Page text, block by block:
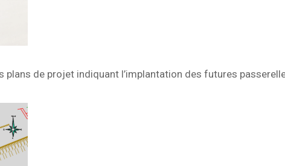
plans de projet indiquant l’implantation des futures